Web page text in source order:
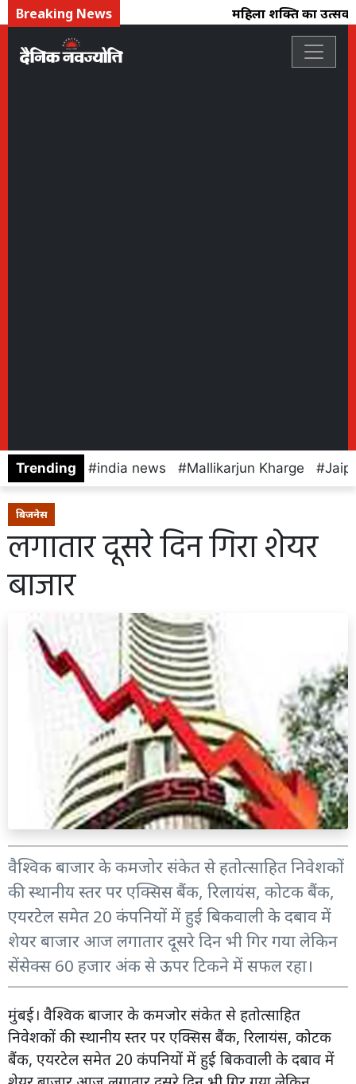
Breaking News महिला शक्ति का उत्सव
Trending india news Mallikarjun Kharge
बिजनेस
लगातार दूसरे दिन गिरा शेयर
बाजार
वैश्विक बाजार के कमजोर संकेत से हतोत्साहित निवेशकों
की स्थानीय स्तर पर एक्सिस बैंक, रिलायंस, कोटक बैंक,
एयरटेल समेत 20 कंपनियों में हुई बिकवाली के दबाव में
शेयर बाजार आज लगातार दूसरे दिन भी गिर गया लेकिन
सेंसेक्स 60 हजार अंक से ऊपर टिकने में सफल रहा।
मुंबई। वैश्विक बाजार के कमजोर संकेत से हतोत्साहित
निवेशकों की स्थानीय स्तर पर एक्सिस बैंक, रिलायंस, कोटक
बैंक, एयरटेल समेत 20 कंपनियों में हुई बिकवाली के दबाव में